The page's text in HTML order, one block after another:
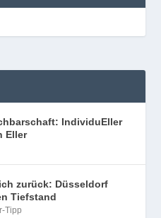
IndividuEller
Eller
zurück: Düsseldorf
Tiefstand
Tipp